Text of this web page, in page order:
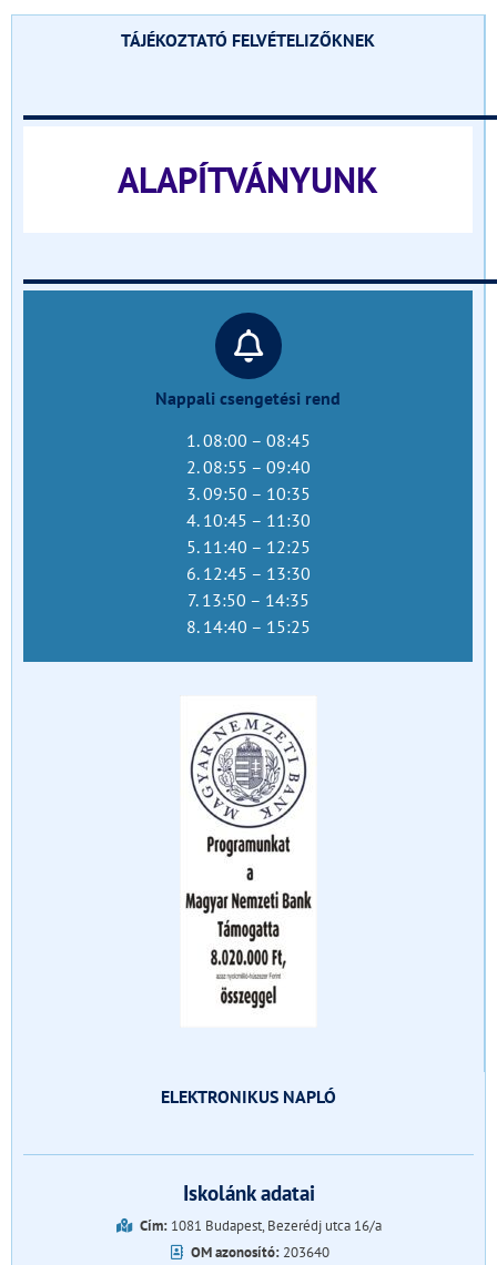
TÁJÉKOZTATÓ FELVÉTELIZŐKNEK
ALAPÍTVÁNYUNK
Nappali csengetési rend
1. 08:00 – 08:45
2. 08:55 – 09:40
3. 09:50 – 10:35
4. 10:45 – 11:30
5. 11:40 – 12:25
6. 12:45 – 13:30
7. 13:50 – 14:35
8. 14:40 – 15:25
ELEKTRONIKUS NAPLÓ
Iskolánk adatai
Cím:1081 Budapest, Bezerédj utca 16/a
OM azonosító: 203640